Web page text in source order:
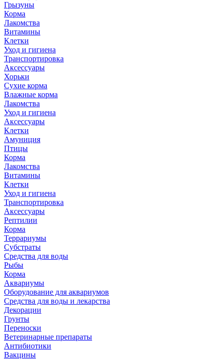
Грызуны
Корма
Лакомства
Витамины
Клетки
Уход и гигиена
Транспортировка
Аксессуары
Хорьки
Сухие корма
Влажные корма
Лакомства
Уход и гигиена
Аксессуары
Клетки
Амуниция
Птицы
Корма
Лакомства
Витамины
Клетки
Уход и гигиена
Транспортировка
Аксессуары
Рептилии
Корма
Террариумы
Субстраты
Средства для воды
Рыбы
Корма
Аквариумы
Оборудование для аквариумов
Средства для воды и лекарства
Декорации
Грунты
Переноски
Ветеринарные препараты
Антибиотики
Вакцины